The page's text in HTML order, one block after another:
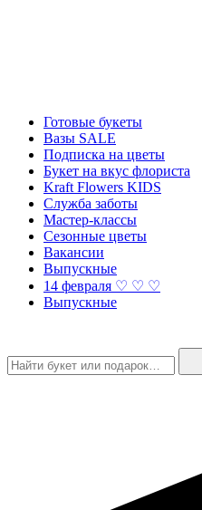
Готовые букеты
Вазы SALE
Подписка на цветы
Букет на вкус флориста
Kraft Flowers KIDS
Служба заботы
Мастер-классы
Сезонные цветы
Вакансии
Выпускные
14 февраля ♡ ♡ ♡
Выпускные